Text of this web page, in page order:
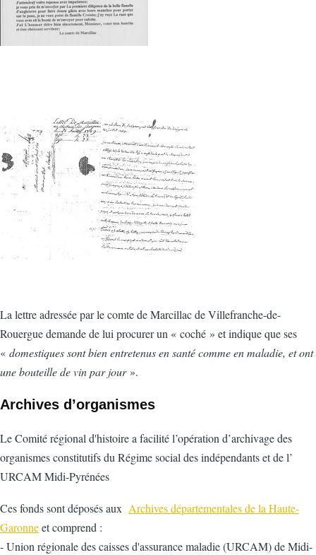
La lettre adressée par le comte de Marcillac de Villefranche-de-
Rouergue demande de lui procurer un « coché » et indique que ses
« domestiques sont bien entretenus en santé comme en maladie, et ont
une bouteille de vin par jour».
Archives d’organismes
Le Comité régional d'histoire a facilité l’opération d’archivage des
organismes constitutifs du Régime social des indépendants et de l’
URCAM Midi-Pyrénées
Ces fonds sont déposés aux Archives départementales de la Haute-
Garonneet comprend :
- Union régionale des caisses d'assurance maladie (URCAM) de Midi-